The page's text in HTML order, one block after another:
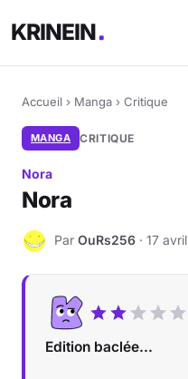
KRINEIN
Accueil › Manga › Critique
MANGA CRITIQUE
Nora
Nora
O Par OuRs256 · 17
Edition baclée...